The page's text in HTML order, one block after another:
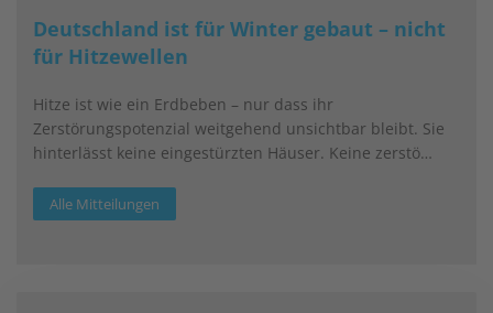
Deutschland ist für Winter gebaut – nicht
für Hitzewellen
Hitze ist wie ein Erdbeben – nur dass ihr
Zerstörungspotenzial weitgehend unsichtbar bleibt. Sie
hinterlässt keine eingestürzten Häuser. Keine zerstö…
Alle Mitteilungen